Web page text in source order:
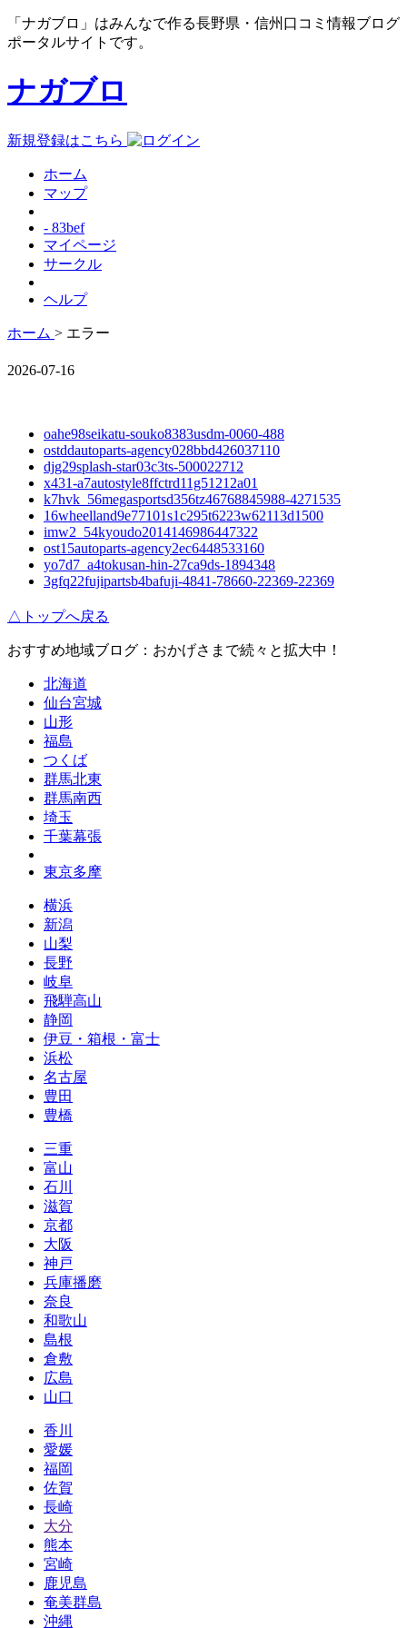
「ナガブロ」はみんなで作る長野県・信州口コミ情報ブログ
ポータルサイトです。
ナガブロ
新規登録はこちら
ホーム
マップ
- 83bef
マイページ
サークル
ヘルプ
ホーム > エラー
2026-07-16
oahe98seikatu-souko8383usdm-0060-488
ostddautoparts-agency028bbd426037110
djg29splash-star03c3ts-500022712
x431-a7autostyle8ffctrd11g51212a01
k7hvk_56megasportsd356tz46768845988-4271535
16wheelland9e77101s1c295t6223w62113d1500
imw2_54kyoudo2014146986447322
ost15autoparts-agency2ec6448533160
yo7d7_a4tokusan-hin-27ca9ds-1894348
3gfq22fujipartsb4bafuji-4841-78660-22369-22369
△トップへ戻る
おすすめ地域ブログ：おかげさまで続々と拡大中！
北海道
仙台宮城
山形
福島
つくば
群馬北東
群馬南西
埼玉
千葉幕張
東京多摩
横浜
新潟
山梨
長野
岐阜
飛騨高山
静岡
伊豆・箱根・富士
浜松
名古屋
豊田
豊橋
三重
富山
石川
滋賀
京都
大阪
神戸
兵庫播磨
奈良
和歌山
島根
倉敷
広島
山口
香川
愛媛
福岡
佐賀
長崎
大分
熊本
宮崎
鹿児島
奄美群島
沖縄